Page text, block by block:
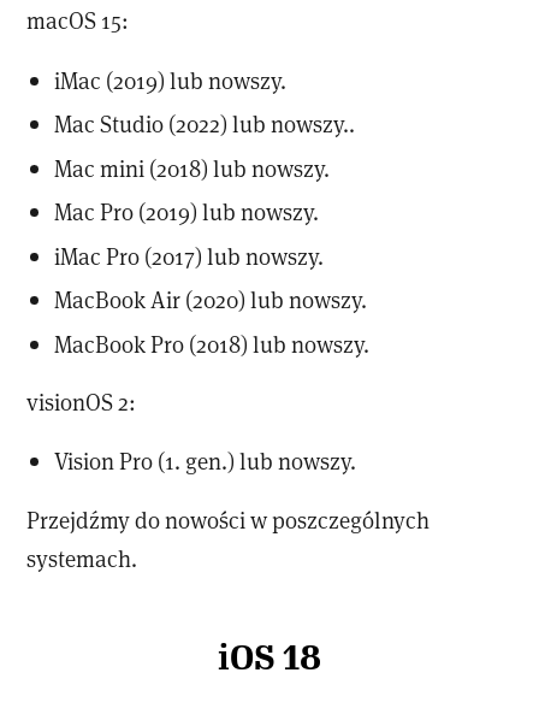
macOS 15:
iMac (2019) lub nowszy.
Mac Studio (2022) lub nowszy..
Mac mini (2018) lub nowszy.
Mac Pro (2019) lub nowszy.
iMac Pro (2017) lub nowszy.
MacBook Air (2020) lub nowszy.
MacBook Pro (2018) lub nowszy.
visionOS 2:
Vision Pro (1. gen.) lub nowszy.
Przejdźmy do nowości w poszczególnych
systemach.
iOS 18